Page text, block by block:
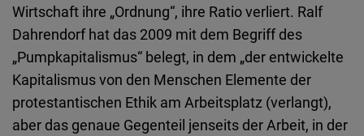
Wirtschaft ihre „Ordnung“, ihre Ratio verliert. Ralf
Dahrendorf hat das 2009 mit dem Begriff des
„Pumpkapitalismus“ belegt, in dem „der entwickelte
Kapitalismus von den Menschen Elemente der
protestantischen Ethik am Arbeitsplatz (verlangt),
aber das genaue Gegenteil jenseits der Arbeit, in der